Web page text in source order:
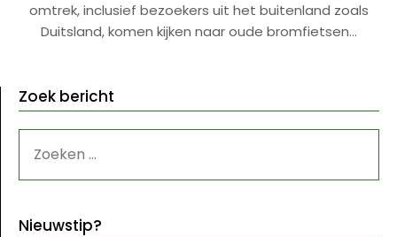
omtrek, inclusief bezoekers uit het buitenland zoals
Duitsland, komen kijken naar oude bromfietsen…
Zoek bericht
NAAR:
Nieuwstip?